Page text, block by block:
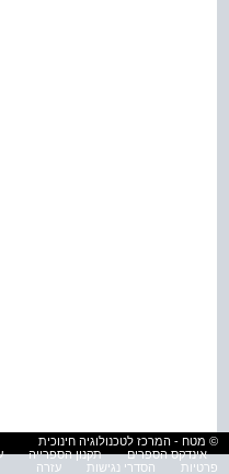
© מטח - המרכז לטכנולוגיה חינוכית
אינדקס הספרים
תקנון הספרייה
פרטיות
הסדרי נגישות עזרה